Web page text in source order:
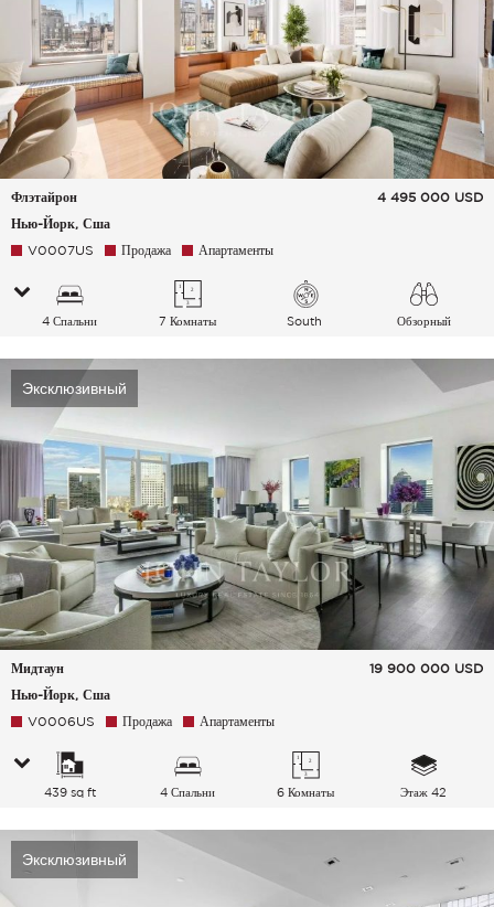
Флэтайрон
Нью-Йорк, Сша
4 495 000 USD
V0007US Продажа Апартаменты
4 Спальни 7 Комнаты South Обзорный
Эксклюзивный
Мидтаун
Нью-Йорк, Сша
19 900 000 USD
V0006US Продажа Апартаменты
439 sq ft 4 Спальни 6 Комнаты Этаж 42
Эксклюзивный